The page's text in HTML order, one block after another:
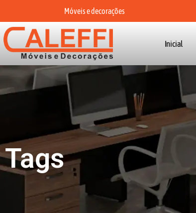
Móveis e decorações
Inicial
Tags